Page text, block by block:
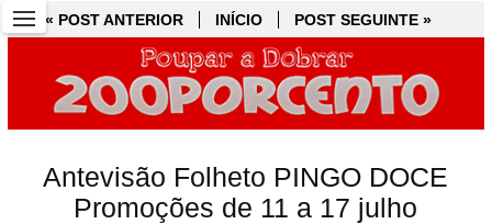
« POST ANTERIOR INÍCIO POST SEGUINTE »
Antevisão Folheto PINGO DOCE
Promoções de 11 a 17 julho
« POST ANTERIOR INÍCIO POST SEGUINTE »